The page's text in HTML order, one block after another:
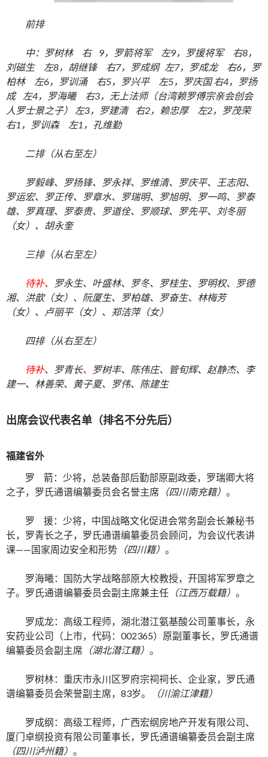
前排
中：罗树林 右 9，罗箭将军 左9，罗援将军 右8，
刘磁生 左8，胡继锋 右7，罗成纲 左7，罗成龙 右6，罗
柏林 左6，罗训涌 右5，罗兴平 左5，罗庆国 右4，罗扬
成 左4，罗海曦 右3，无上法师（台湾赖罗傅宗亲会创会
人罗士景之子） 左3，罗建清 右2，赖忠厚 左2，罗茂荣
右1，罗训森 左1，孔维勤
二排（从右至左）
罗毅峰、罗扬锋、罗永祥、罗维清、罗庆平、王志阳、
罗运宏、罗正传、罗章水、罗瑞明、罗旭明、罗一鸣、罗泰
雄、罗真理、罗泰贵、罗道佺、罗顺球、罗先平、刘冬丽
（女）、胡永奎
三排（从右至左）
待补、
罗永生、叶盛林、罗冬、罗桂生、罗明权、罗德
湘、洪歆（女）、阮厦生、罗柏雄、罗奋生、林梅芳
（女）、卢丽平（女）、郑洁萍（女）
四排（从右至左）
待补、罗青长、
罗树丰、陈伟庄、管旬辉、赵静杰、李
建一、林善荣、黄子夏、罗伟、陈建生
出席会议代表名单（排名不分先后）
福建省外
罗 箭：少将，总装备部后勤部原副政委，罗瑞卿大将
之子，罗氏通谱编纂委员会名誉主席 （四川南充籍） 。
罗 援：少将，中国战略文化促进会常务副会长兼秘书
长，罗青长之子，罗氏通谱编纂委员会顾问，为会议代表讲
课——国家周边安全和形势 （四川籍） 。
罗海曦：国防大学战略部原大校教授，开国将军罗章之
子。罗氏通谱编纂委员会副主席兼主任 （江西万载籍） 。
罗成龙：高级工程师，湖北潜江氨基酸公司董事长，永
安药业公司（上市，代码：002365）原副董事长，罗氏通谱
编纂委员会副主席 （湖北潜江籍） 。
罗树林：重庆市永川区罗府宗祠祠长、企业家，罗氏通
谱编纂委员会荣誉副主席，83岁。
（川渝江津籍）
罗成纲：高级工程师，广西宏纲房地产开发有限公司、
厦门卓纲投资有限公司董事长，罗氏通谱编纂委员会副主席
（四川泸州籍） 。